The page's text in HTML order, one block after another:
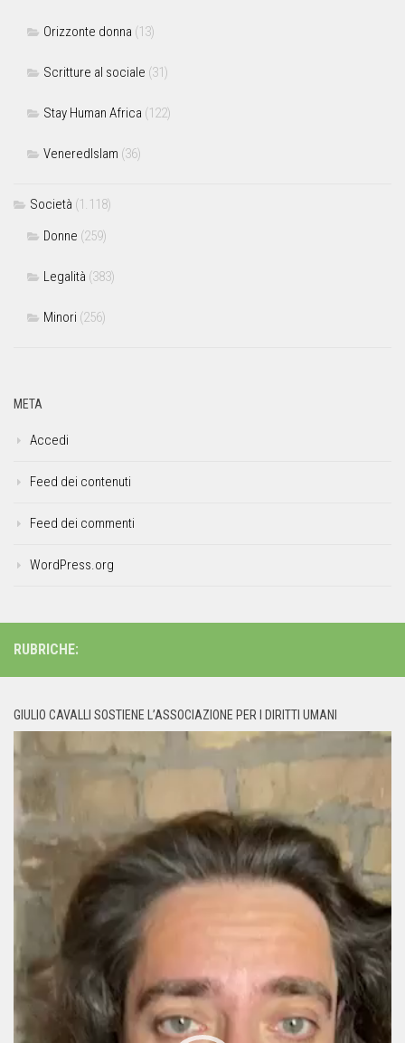
Orizzonte donna (13)
Scritture al sociale (31)
Stay Human Africa (122)
VeneredIslam (36)
Società (1.118)
Donne (259)
Legalità (383)
Minori (256)
META
Accedi
Feed dei contenuti
Feed dei commenti
WordPress.org
RUBRICHE:
GIULIO CAVALLI SOSTIENE L’ASSOCIAZIONE PER I DIRITTI UMANI
Player